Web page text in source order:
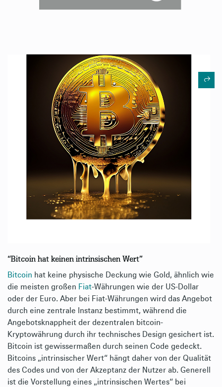
“Bitcoin hat keinen intrinsischen Wert”
Bitcoin hat keine physische Deckung wie Gold, ähnlich wie
die meisten großen Fiat-Währungen wie der US-Dollar
oder der Euro. Aber bei Fiat-Währungen wird das Angebot
durch eine zentrale Instanz bestimmt, während die
Angebotsknappheit der dezentralen bitcoin-
Kryptowährung durch ihr technisches Design gesichert ist.
Bitcoin ist gewissermaßen durch seinen Code gedeckt.
Bitcoins „intrinsischer Wert“ hängt daher von der Qualität
des Codes und von der Akzeptanz der Nutzer ab. Generell
ist die Vorstellung eines „intrinsischen Wertes“ bei